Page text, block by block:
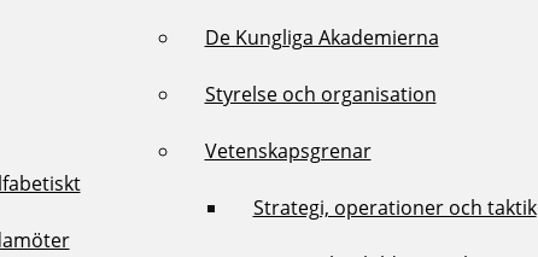
De Kungliga Akademierna
Styrelse och organisation
Vetenskapsgrenar
Strategi, operationer och taktik